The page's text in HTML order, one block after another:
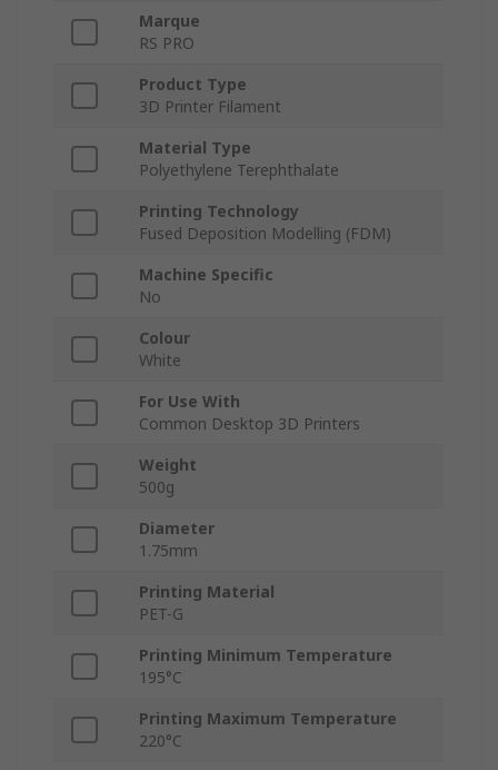
Marque
RS PRO
Product Type
3D Printer Filament
Material Type
Polyethylene Terephthalate
Printing Technology
Fused Deposition Modelling (FDM)
Machine Specific
No
Colour
White
For Use With
Common Desktop 3D Printers
Weight
500g
Diameter
1.75mm
Printing Material
PET-G
Printing Minimum Temperature
195°C
Printing Maximum Temperature
220°C